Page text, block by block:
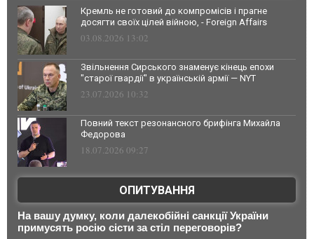
Кремль не готовий до компромісів і прагне
досягти своїх цілей війною, - Foreign Affairs
03.08.2026 13:02
Звільнення Сирського знаменує кінець епохи
"старої гвардії" в українській армії — NYT
23.07.2026 10:32
Повний текст резонансного брифінга Михайла
Федорова
18.07.2026 09:27
ОПИТУВАННЯ
На вашу думку, коли далекобійні санкції України
примусять росію сісти за стіл переговорів?